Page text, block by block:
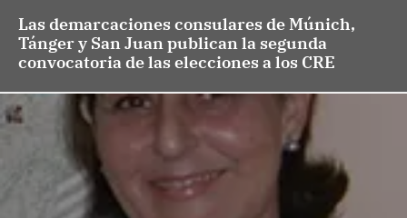
Las demarcaciones consulares de Múnich,
Tánger y San Juan publican la segunda
convocatoria de las elecciones a los CRE